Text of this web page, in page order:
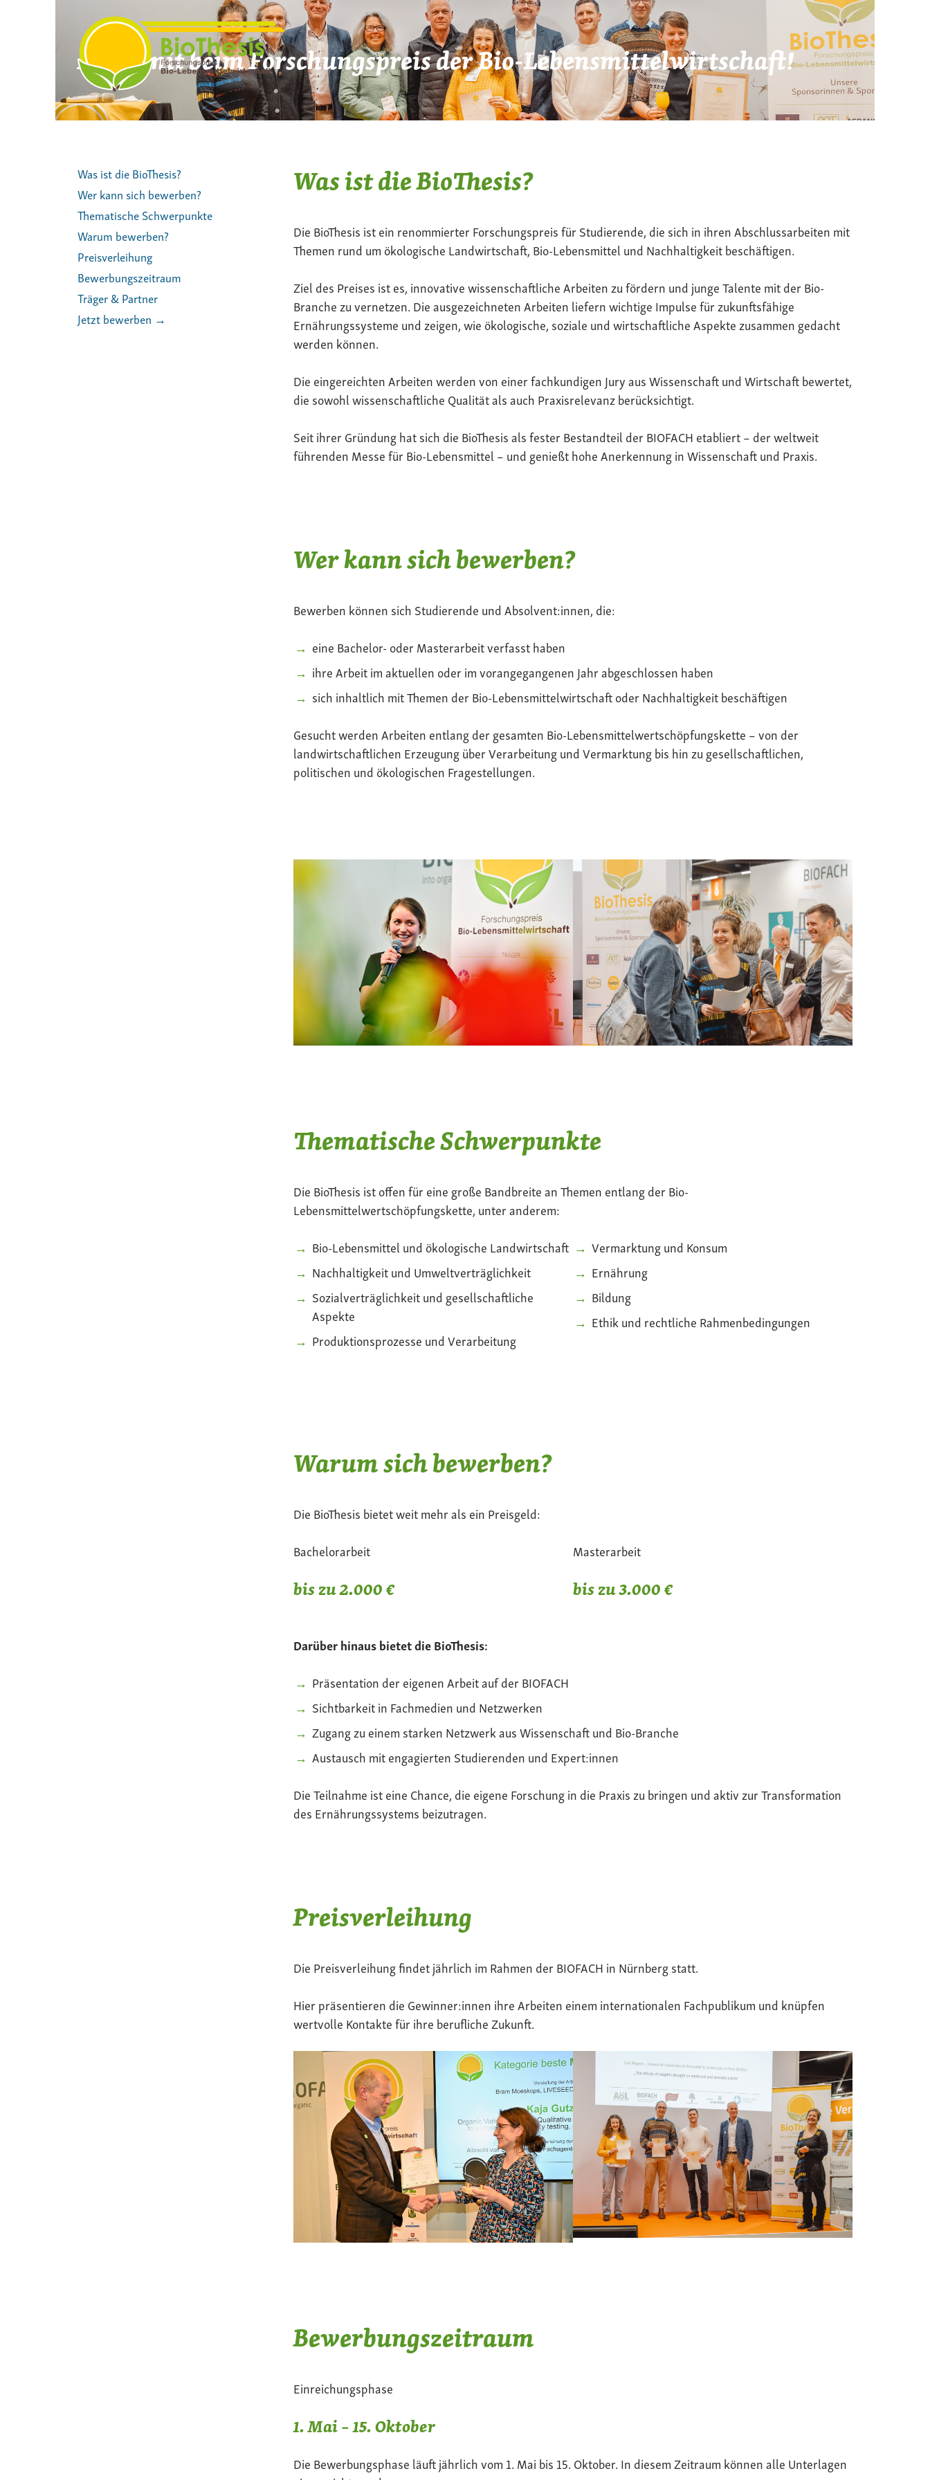
Mach mit beim Forschungspreis der Bio-Lebensmittelwirtschaft!
Was ist die BioThesis?
Die BioThesis ist ein renommierter Forschungspreis für Studierende, die sich in ihren Abschlussarbeiten mit
Themen rund um ökologische Landwirtschaft, Bio-Lebensmittel und Nachhaltigkeit beschäftigen.
Ziel des Preises ist es, innovative wissenschaftliche Arbeiten zu fördern und junge Talente mit der Bio-
Branche zu vernetzen. Die ausgezeichneten Arbeiten liefern wichtige Impulse für zukunftsfähige
Ernährungssysteme und zeigen, wie ökologische, soziale und wirtschaftliche Aspekte zusammen gedacht
werden können.
Die eingereichten Arbeiten werden von einer fachkundigen Jury aus Wissenschaft und Wirtschaft bewertet,
die sowohl wissenschaftliche Qualität als auch Praxisrelevanz berücksichtigt.
Seit ihrer Gründung hat sich die BioThesis als fester Bestandteil der BIOFACH etabliert – der weltweit
führenden Messe für Bio-Lebensmittel – und genießt hohe Anerkennung in Wissenschaft und Praxis.
Wer kann sich bewerben?
Bewerben können sich Studierende und Absolvent:innen, die:
eine Bachelor- oder Masterarbeit verfasst haben
ihre Arbeit im aktuellen oder im vorangegangenen Jahr abgeschlossen haben
sich inhaltlich mit Themen der Bio-Lebensmittelwirtschaft oder Nachhaltigkeit beschäftigen
Gesucht werden Arbeiten entlang der gesamten Bio-Lebensmittelwertschöpfungskette – von der
landwirtschaftlichen Erzeugung über Verarbeitung und Vermarktung bis hin zu gesellschaftlichen,
politischen und ökologischen Fragestellungen.
Thematische Schwerpunkte
Die BioThesis ist offen für eine große Bandbreite an Themen entlang der Bio-
Lebensmittelwertschöpfungskette, unter anderem:
Bio-Lebensmittel und ökologische Landwirtschaft
Nachhaltigkeit und Umweltverträglichkeit
Sozialverträglichkeit und gesellschaftliche
Aspekte
Produktionsprozesse und Verarbeitung
Vermarktung und Konsum
Ernährung
Bildung
Ethik und rechtliche Rahmenbedingungen
Warum sich bewerben?
Die BioThesis bietet weit mehr als ein Preisgeld:
Bachelorarbeit
bis zu 2.000 €
Masterarbeit
bis zu 3.000 €
Darüber hinaus bietet die BioThesis:
Präsentation der eigenen Arbeit auf der BIOFACH
Sichtbarkeit in Fachmedien und Netzwerken
Zugang zu einem starken Netzwerk aus Wissenschaft und Bio-Branche
Austausch mit engagierten Studierenden und Expert:innen
Die Teilnahme ist eine Chance, die eigene Forschung in die Praxis zu bringen und aktiv zur Transformation
des Ernährungssystems beizutragen.
Preisverleihung
Die Preisverleihung findet jährlich im Rahmen der BIOFACH in Nürnberg statt.
Hier präsentieren die Gewinner:innen ihre Arbeiten einem internationalen Fachpublikum und knüpfen
wertvolle Kontakte für ihre berufliche Zukunft.
Bewerbungszeitraum
Einreichungsphase
1. Mai – 15. Oktober
Die Bewerbungsphase läuft jährlich vom 1. Mai bis 15. Oktober. In diesem Zeitraum können alle Unterlagen
Was ist die BioThesis?
Wer kann sich bewerben?
Thematische Schwerpunkte
Warum bewerben?
Preisverleihung
Bewerbungszeitraum
Träger & Partner
Jetzt bewerben →